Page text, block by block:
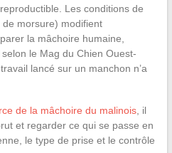
Les conditions de
morsure) modifient
la mâchoire humaine,
le Mag du Chien Ouest-
lancé sur un manchon n’a
de la mâchoire du malinois, il
et regarder ce qui se passe en
le type de prise et le contrôle